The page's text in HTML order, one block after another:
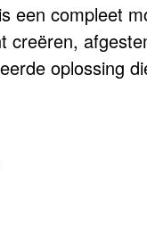
een compleet
creëren,
oplossing